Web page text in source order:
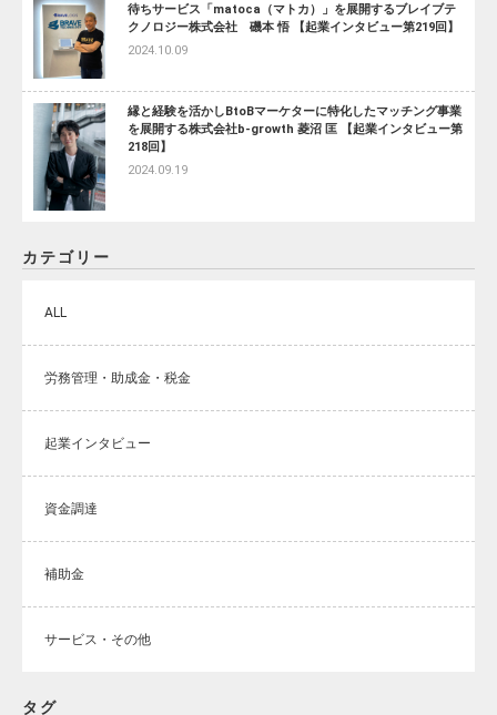
待ちサービス「matoca（マトカ）」を展開するブレイブテ
クノロジー株式会社 磯本 悟 【起業インタビュー第219回】
2024.10.09
縁と経験を活かしBtoBマーケターに特化したマッチング事業
を展開する株式会社b-growth 菱沼 匡 【起業インタビュー第
218回】
2024.09.19
カテゴリー
ALL
労務管理・助成金・税金
起業インタビュー
資金調達
補助金
サービス・その他
タグ